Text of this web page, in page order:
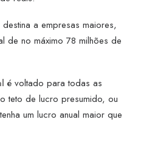
destina a empresas maiores,
de no máximo 78 milhões de
é voltado para todas as
teto de lucro presumido, ou
um lucro anual maior que